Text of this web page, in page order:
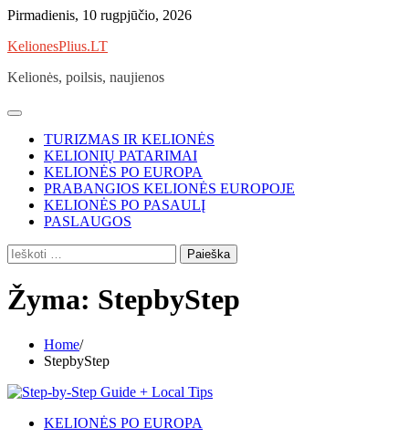
Skip
content
Pirmadienis, 10 rugpjūčio, 2026
KelionesPlius.LT
Kelionės, poilsis, naujienos
TURIZMAS IR KELIONĖS
KELIONIŲ PATARIMAI
KELIONĖS PO EUROPA
PRABANGIOS KELIONĖS EUROPOJE
KELIONĖS PO PASAULĮ
PASLAUGOS
Ieškoti:
Žyma: StepbyStep
Home
StepbyStep
KELIONĖS PO EUROPA